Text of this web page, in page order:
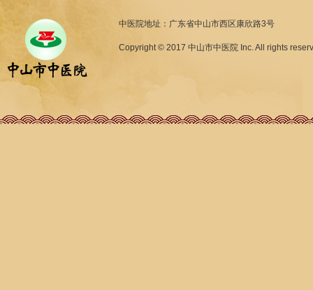
中医院地址：广东省中山市西区康欣路3号
Copyright © 2017 中山市中医院 Inc. All rights